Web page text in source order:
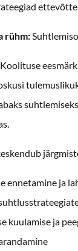
rühm:
Koolituse
ennetamine ja
kuulamise ja